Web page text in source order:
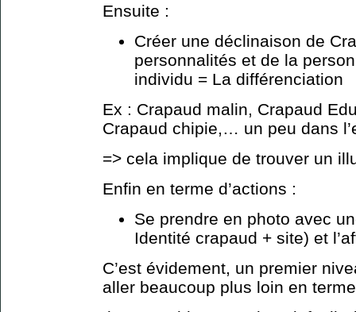
Ensuite :
Créer une déclinaison de
personnalités et de la
individu = La différenciation
Ex : Crapaud malin, Crapaud
Crapaud chipie,… un peu dans
=> cela implique de trouver un
Enfin en terme d’actions :
Se prendre en photo avec
Identité crapaud + site) et
C’est évidement, un premier
aller beaucoup plus loin en